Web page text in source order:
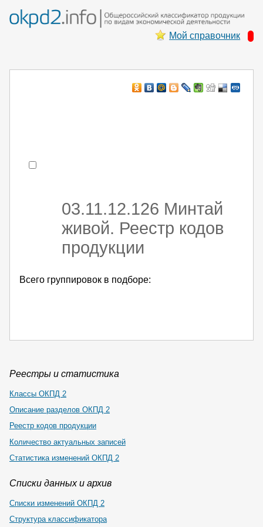
Мой справочник
03.11.12.126 Минтай
живой. Реестр кодов
продукции
Всего группировок в подборе:
Реестры и статистика
Классы ОКПД 2
Описание разделов ОКПД 2
Реестр кодов продукции
Количество актуальных записей
Статистика изменений ОКПД 2
Списки данных и архив
Списки изменений ОКПД 2
Структура классификатора